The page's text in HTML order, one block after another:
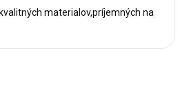
materialov,príjemných na